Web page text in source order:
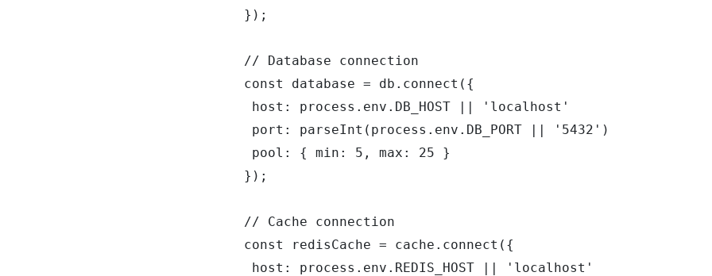
});
// Database connection
const database = db.connect({
host: process.env.DB_HOST || 'localhost'
port: parseInt(process.env.DB_PORT || '5432')
pool: { min: 5, max: 25 }
});
// Cache connection
const redisCache = cache.connect({
host: process.env.REDIS_HOST || 'localhost'